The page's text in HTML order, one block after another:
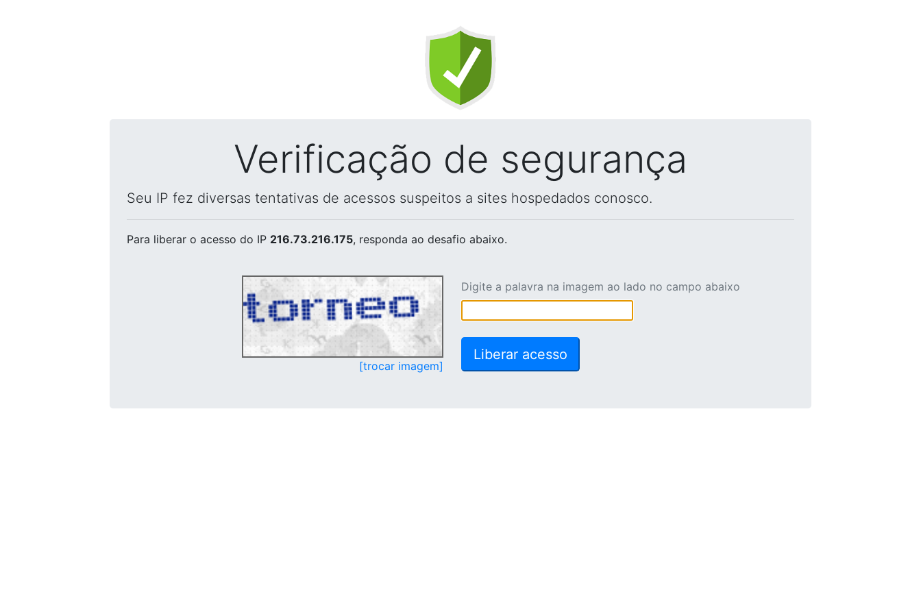
Verificação de segurança
Seu IP fez diversas tentativas de acessos suspeitos a sites hospedados conosco.
Para liberar o acesso do IP 216.73.216.175, responda ao desafio abaixo.
[trocar imagem]
Digite a palavra na imagem ao lado no campo abaixo